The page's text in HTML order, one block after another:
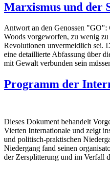
Marxismus und der
Antwort an den Genossen "GO":
Woods vorgeworfen, zu wenig zu
Revolutionen unvermeidlich sei.
eine detaillierte Abfassung über
mit Gewalt verbunden sein
Programm der
Dieses Dokument behandelt
Vierten Internationale und zeigt
und politisch-praktischen
Niedergang fand seinen
der Zersplitterung und im Verfall